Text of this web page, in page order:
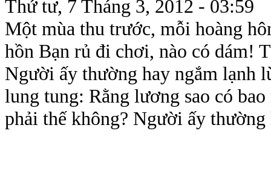
Thứ tư, 7 Tháng 3, 2012 - 03:59
Một mùa thu trước, mỗi hoàng
hồn Bạn rủ đi chơi, nào có
Người ấy thường hay ngắm lạnh
lung tung: Rằng lương sao có
phải thế không? Người ấy thường